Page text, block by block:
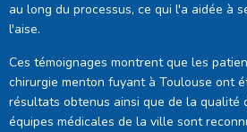
au long du processus, ce qui l'a aidée à
l'aise.
Ces témoignages montrent que les
chirurgie menton fuyant à Toulouse ont
résultats obtenus ainsi que de la qualité
équipes médicales de la ville sont